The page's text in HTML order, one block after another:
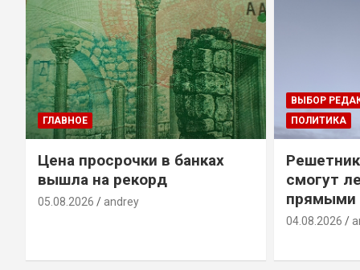
ГЛАВНОЕ
Цена просрочки в банках
вышла на рекорд
05.08.2026 andrey
ВЫБОР
ПОЛИТИКА
смогут
прямыми
04.08.2026